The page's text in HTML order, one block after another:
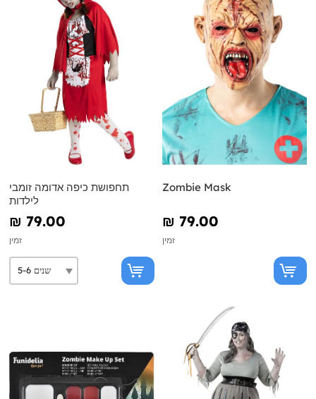
תחפושת כיפה אדומה זומבי
לילדות
₪‎ 79.00
זמין
Zombie Mask
₪‎ 79.00
זמין